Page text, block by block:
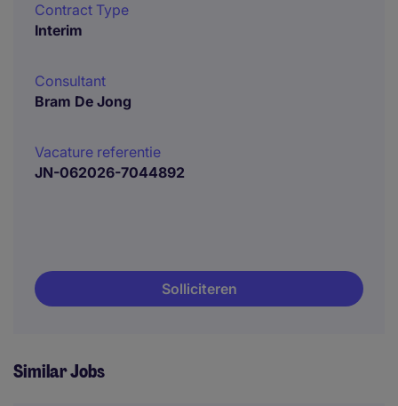
Contract Type
Interim
Consultant
Bram De Jong
Vacature referentie
JN-062026-7044892
Solliciteren
Similar Jobs